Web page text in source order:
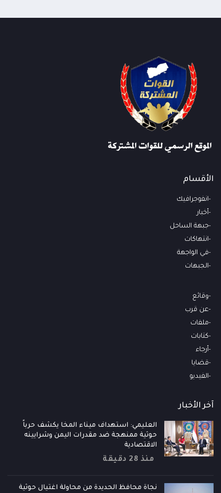
الأقسام
انفوجرافيك
أخبار
جبهة الساحل
انتهاكات
في الواجهة
الجبهات
وقائع
عن قرب
ملفات
كتابات
أرجاء
قضايا
الفيديو
آخر الأخبار
العليمي: استهداف ميناء المخا يكشف حرباً
حوثية ممنهجة ضد مقدرات اليمن وشرايينه
الاقتصادية
منذ 28 دقيقة
نجاة محافظ الحديدة من محاولة اغتيال حوثية